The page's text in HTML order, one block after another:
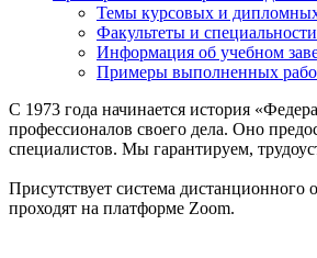
Темы курсовых и
Факультеты и
Информация об учебном
Примеры выполненных
С 1973 года начинается история
профессионалов своего дела. Оно
специалистов. Мы гарантируем,
Присутствует система
проходят на платформе Zoom.